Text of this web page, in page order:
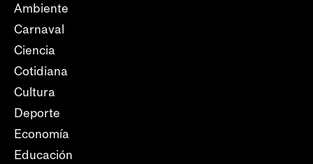
Ambiente
Carnaval
Ciencia
Cotidiana
Cultura
Deporte
Economía
Educación